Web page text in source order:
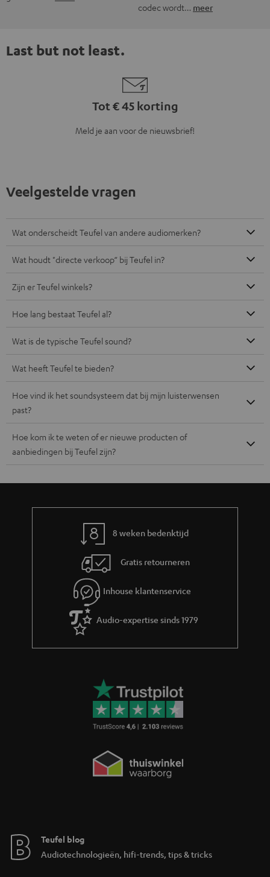
codec wordt… meer
Last but not least.
Tot € 45 korting
Meld je aan voor de nieuwsbrief!
Veelgestelde vragen
Wat onderscheidt Teufel van andere audiomerken?
Wat houdt "directe verkoop“ bij Teufel in?
Zijn er Teufel winkels?
Hoe lang bestaat Teufel al?
Wat is de typische Teufel sound?
Wat heeft Teufel te bieden?
Hoe vind ik het soundsysteem dat bij mijn luisterwensen
past?
Hoe kom ik te weten of er nieuwe producten of
aanbiedingen bij Teufel zijn?
8 weken bedenktijd
Gratis retourneren
Inhouse klantenservice
Audio-expertise sinds 1979
Teufel blog
Audiotechnologieën, hifi-trends, tips & tricks